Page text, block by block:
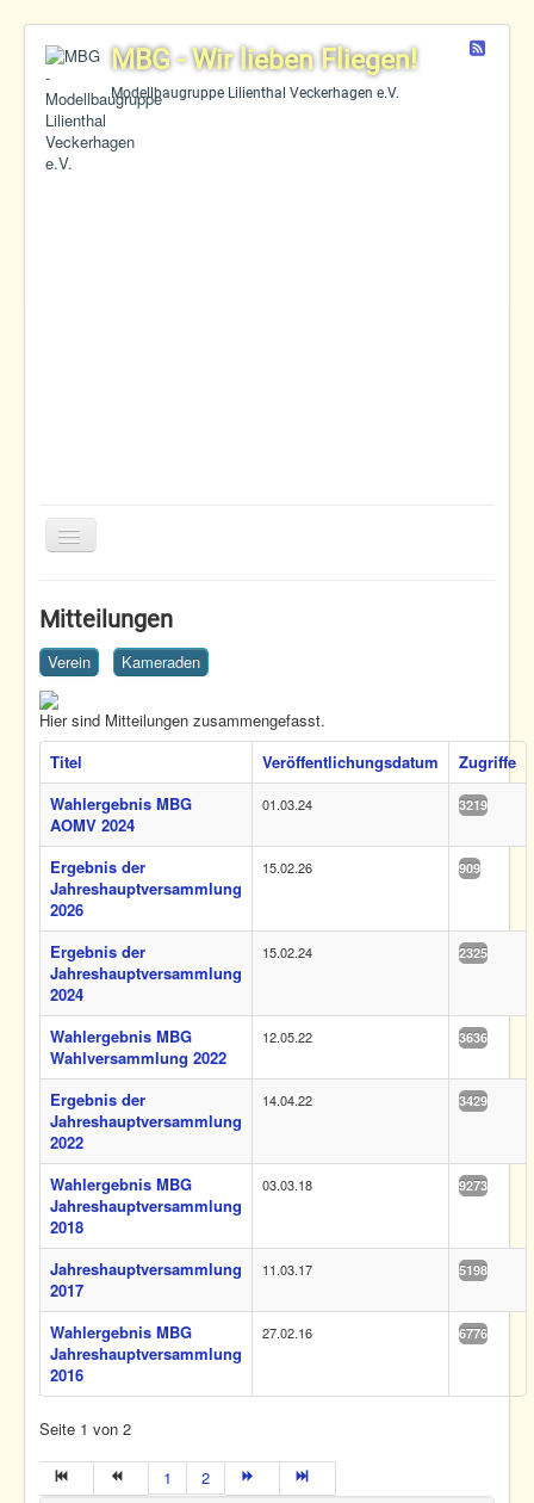
MBG - Wir lieben Fliegen!
Modellbaugruppe Lilienthal Veckerhagen e.V.
Toggle
Navigation
Termine
Fliegen
Nachwuchs
Verein
Home Verein Mitteilungen
Mitteilungen
Verein Kameraden
Hier sind Mitteilungen zusammengefasst.
Titel Veröffentlichungsdatum
Zugriffe
Wahlergebnis MBG
AOMV 2024
01.03.24 3219
Ergebnis der
Jahreshauptversammlung
2026
15.02.26 909
Ergebnis der
Jahreshauptversammlung
2024
15.02.24 2325
Wahlergebnis MBG
Wahlversammlung 2022
12.05.22 3636
Ergebnis der
Jahreshauptversammlung
2022
14.04.22 3429
Wahlergebnis MBG
Jahreshauptversammlung
2018
03.03.18 9273
Jahreshauptversammlung
2017
11.03.17 5198
Wahlergebnis MBG
Jahreshauptversammlung
2016
27.02.16 6776
Seite 1 von 2
1 2